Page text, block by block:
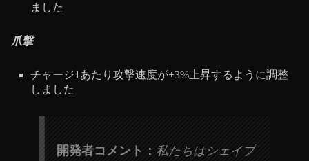
ました
爪撃
チャージ1あたり攻撃速度が+3%上昇するように調整
しました
開発者コメント： 私たちはシェイプ